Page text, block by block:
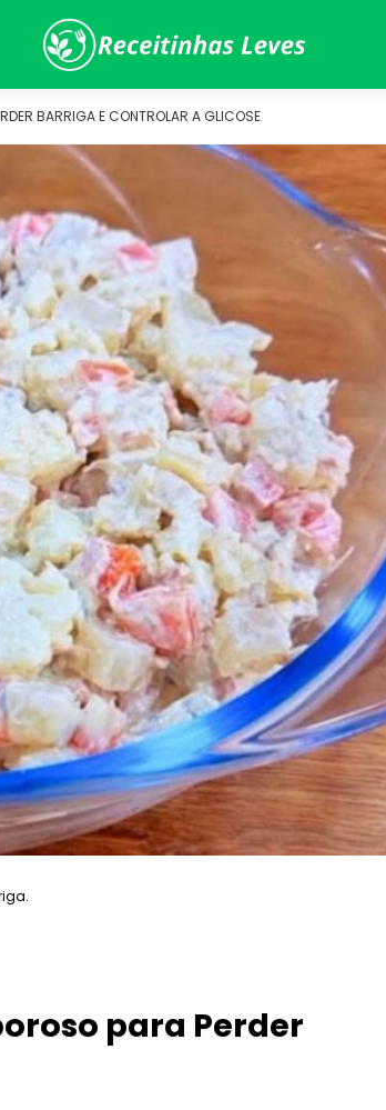
BARRIGA E CONTROLAR A GLICOSE
para Perder